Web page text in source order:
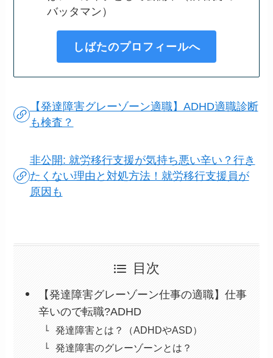
バッタマン）
しばたのプロフィールへ
【発達障害グレーゾーン適職】ADHD適職診断
も検査？
非公開: 就労移行支援が気持ち悪い辛い？行き
たくない理由と対処方法！就労移行支援員が
原因も
目次
【発達障害グレーゾーン仕事の適職】仕事
辛いので転職?ADHD
発達障害とは？（ADHDやASD）
発達障害のグレーゾーンとは？